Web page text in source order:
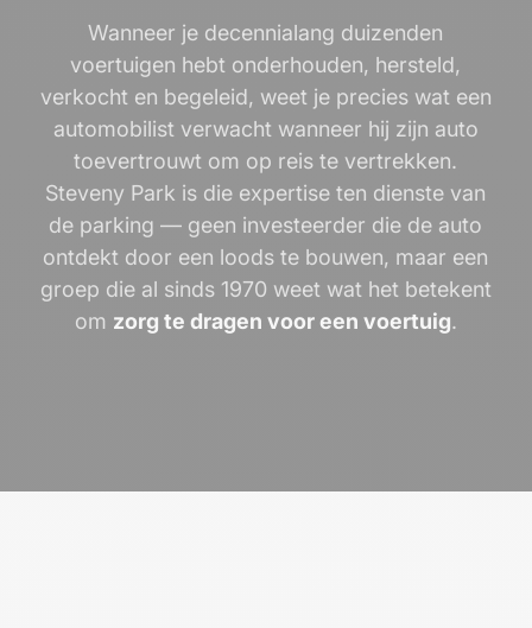
Wanneer je decennialang duizenden
voertuigen hebt onderhouden, hersteld,
verkocht en begeleid, weet je precies wat een
automobilist verwacht wanneer hij zijn auto
toevertrouwt om op reis te vertrekken.
Steveny Park is die expertise ten dienste van
de parking — geen investeerder die de auto
ontdekt door een loods te bouwen, maar een
groep die al sinds 1970 weet wat het betekent
om zorg te dragen voor een voertuig.